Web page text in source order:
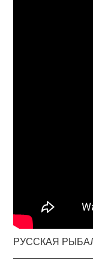
РУССКАЯ